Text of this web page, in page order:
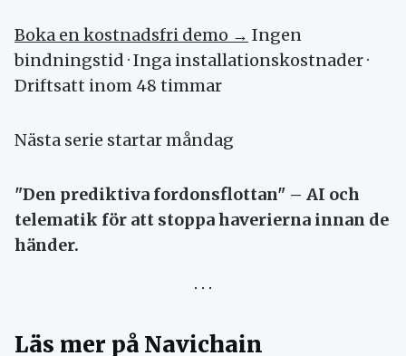
Boka en kostnadsfri demo → Ingen
bindningstid · Inga installationskostnader ·
Driftsatt inom 48 timmar
Nästa serie startar måndag
"Den prediktiva fordonsflottan" – AI och
telematik för att stoppa haverierna innan de
händer.
Läs mer på Navichain